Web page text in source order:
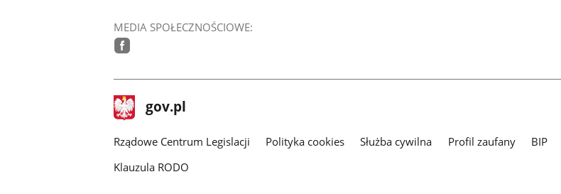
MEDIA SPOŁECZNOŚCIOWE:
stopka
gov.pl Strona
gov.pl
Rządowe Centrum Legislacji Polityka cookies Służba cywilna Profil zaufany BIP
Klauzula RODO